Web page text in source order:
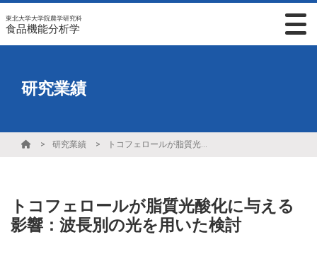
東北大学大学院農学研究科
食品機能分析学
研究業績
研究業績 トコフェロールが脂質光酸化に与える影響：波長別の光を用いた検討
トコフェロールが脂質光酸化に与える
影響：波長別の光を用いた検討